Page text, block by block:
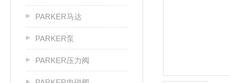
PARKER马达
PARKER泵
PARKER压力阀